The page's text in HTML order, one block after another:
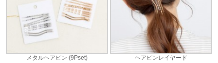
メタルヘアピン (9Pset) ヘアピンレイヤード